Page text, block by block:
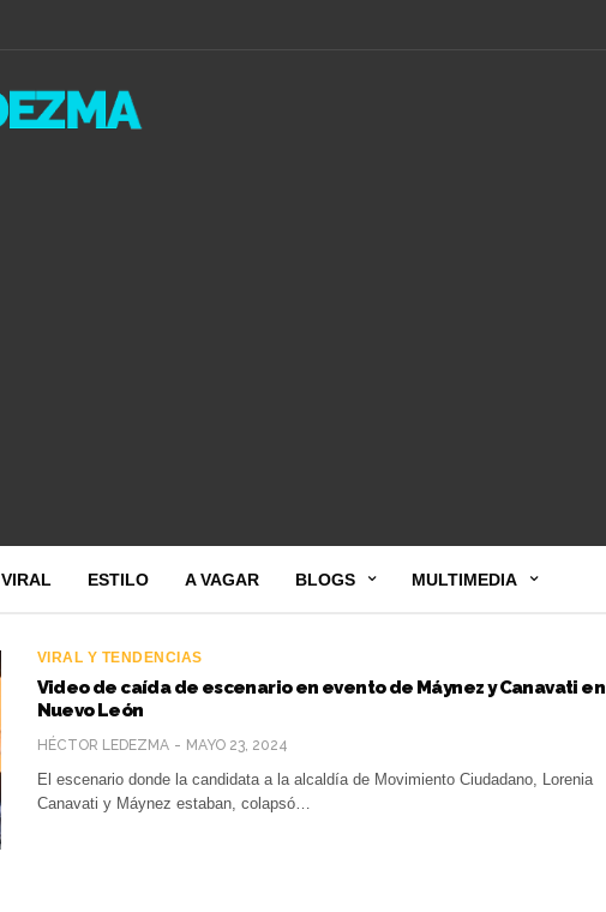
VIRAL ESTILO A VAGAR BLOGS MULTIMEDIA
VIRAL Y TENDENCIAS
Video de caída de escenario en evento de Máynez y Canavati en
Nuevo León
HÉCTOR LEDEZMA MAYO 23, 2024
El escenario donde la candidata a la alcaldía de Movimiento Ciudadano, Lorenia
Canavati y Máynez estaban, colapsó…